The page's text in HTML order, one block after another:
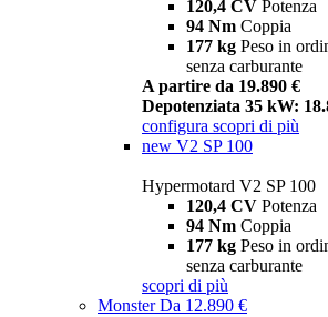
120,4 CV Potenza
94 Nm Coppia
177 kg Peso in
senza carburante
A partire da 19.890 €
Depotenziata 35 kW:
configura scopri di più
new V2 SP 100
Hypermotard V2 SP 100
120,4 CV Potenza
94 Nm Coppia
177 kg Peso in
senza carburante
scopri di più
MonsterDa 12.890 €